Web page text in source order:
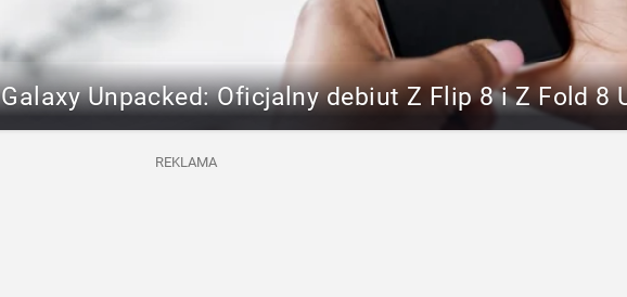
Galaxy Unpacked: Oficjalny debiut Z Flip 8 i Z Fold 8
REKLAMA